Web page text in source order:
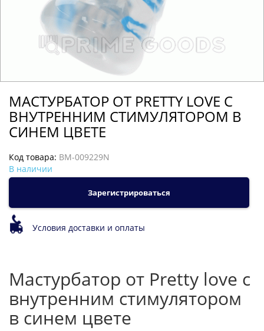
МАСТУРБАТОР ОТ PRETTY LOVE С
ВНУТРЕННИМ СТИМУЛЯТОРОМ В
СИНЕМ ЦВЕТЕ
Код товара: BM-009229N
В наличии
Зарегистрироваться
Условия доставки и оплаты
Мастурбатор от Pretty love с
внутренним стимулятором
в синем цвете